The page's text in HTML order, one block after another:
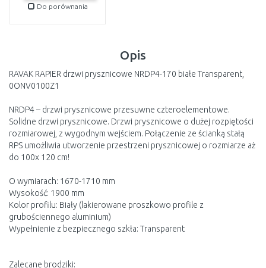
Do porównania
Opis
RAVAK RAPIER drzwi prysznicowe NRDP4-170 białe Transparent,
0ONV0100Z1
NRDP4 – drzwi prysznicowe przesuwne czteroelementowe.
Solidne drzwi prysznicowe. Drzwi prysznicowe o dużej rozpiętości
rozmiarowej, z wygodnym wejściem. Połączenie ze ścianką stałą
RPS umożliwia utworzenie przestrzeni prysznicowej o rozmiarze aż
do 100x 120 cm!
O wymiarach: 1670-1710 mm
Wysokość: 1900 mm
Kolor profilu: Biały (lakierowane proszkowo profile z
grubościennego aluminium)
Wypełnienie z bezpiecznego szkła: Transparent
Zalecane brodziki: